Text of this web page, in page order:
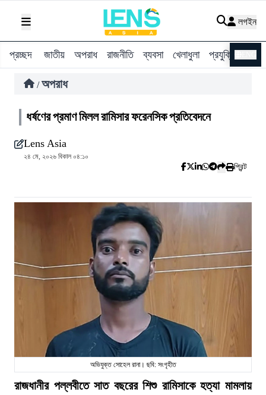
লগইন
প্রচ্ছদ জাতীয় অপরাধ রাজনীতি ব্যবসা খেলাধুলা প্রযুক্তি
/ অপরাধ
ধর্ষণের প্রমাণ মিলল রামিসার ফরেনসিক প্রতিবেদনে
Lens Asia
২৪ মে, ২০২৬ বিকাল ০৪:১০
প্রিন্ট
অভিযুক্ত সোহেল রানা। ছবি: সংগৃহীত
রাজধানীর পল্লবীতে সাত বছরের শিশু রামিসাকে হত্যা মামলায়